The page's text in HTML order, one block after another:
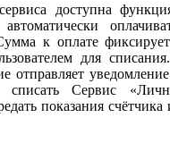
доступна
к оплате
для
отправляет
списать Сервис
показания счётчика